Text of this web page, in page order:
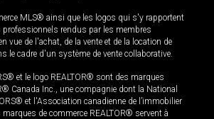
MLS® ainsi que les logos qui s'y rapportent
professionnels rendus par les membres
vue de l'achat, de la vente et de la location de
le cadre d'un système de vente collaborative.
et le logo REALTOR® sont des marques
Canada Inc., une compagnie dont la National
et l'Association canadienne de l’immobilier
de commerce REALTOR® servent à